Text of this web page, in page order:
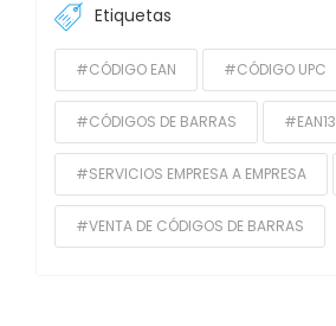
Etiquetas
#CÓDIGO EAN #CÓDIGO UPC
#CÓDIGOS DE BARRAS #EAN13
#SERVICIOS EMPRESA A EMPRESA
#VENTA DE CÓDIGOS DE BARRAS